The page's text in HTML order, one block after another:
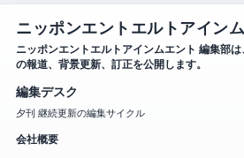
ニッポンエントエルトアイン
ニッポンエントエルトアインムエント 編集部
の報道、背景更新、訂正を公開します。
編集デスク
夕刊 継続更新の編集サイクル
会社概要